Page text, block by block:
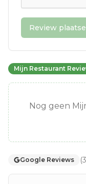
Review
Mijn Restaurant
Nog geen
Google Reviews (3